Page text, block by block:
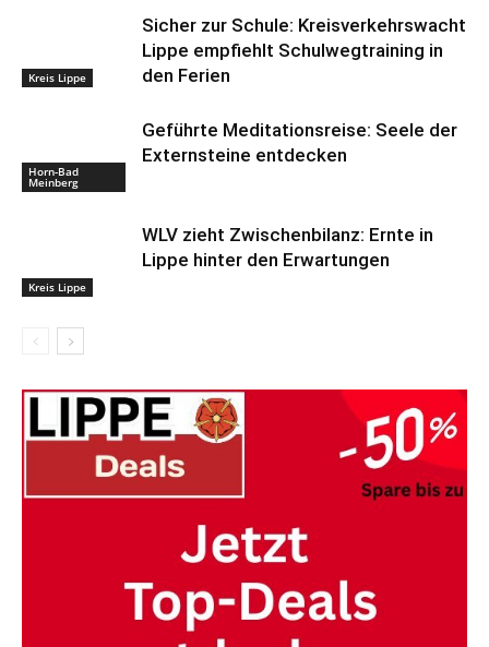
Kreis Lippe
Sicher zur Schule: Kreisverkehrswacht
Lippe empfiehlt Schulwegtraining in
den Ferien
Horn-Bad
Meinberg
Geführte Meditationsreise: Seele der
Externsteine entdecken
Kreis Lippe
WLV zieht Zwischenbilanz: Ernte in
Lippe hinter den Erwartungen